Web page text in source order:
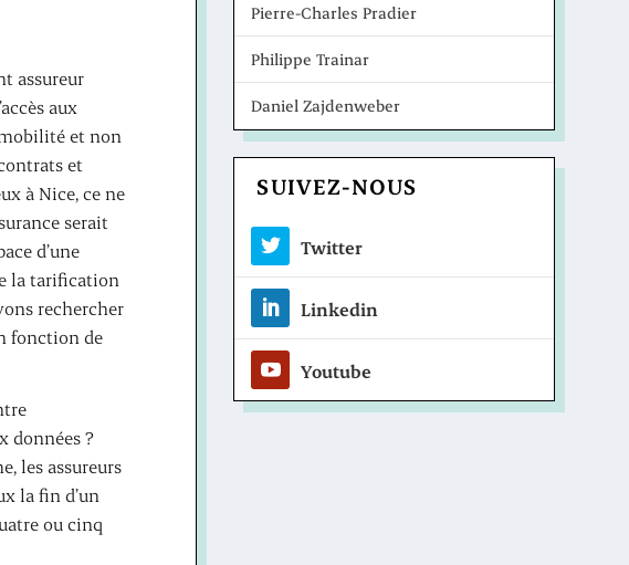
assureur
aux
et non
et
à Nice, ce ne
serait
d’une
la tarification
rechercher
fonction de
données ?
les assureurs
la fin d’un
ou cinq
Pierre-Charles Pradier
Philippe Trainar
Daniel Zajdenweber
SUIVEZ-NOUS
Twitter
Linkedin
Youtube